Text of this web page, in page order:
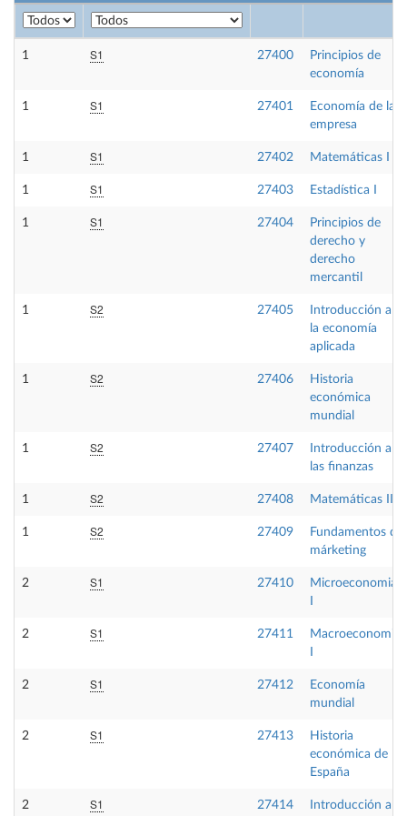
1 S1 27400
Principios de
economía
1 S1 27401
Economía de la
empresa
1 S1 27402 Matemáticas I
1 S1 27403 Estadística I
1 S1 27404
Principios de
derecho y
derecho
mercantil
1 S2 27405
Introducción a
la economía
aplicada
1 S2 27406
Historia
económica
mundial
1 S2 27407
Introducción a
las finanzas
1 S2 27408 Matemáticas II
1 S2 27409
Fundamentos de
márketing
2 S1 27410
Microeconomia
2 S1 27411
Macroeconomia
2 S1 27412
Economía
mundial
2 S1 27413
Historia
económica de
España
2 S1 27414
Introducción a